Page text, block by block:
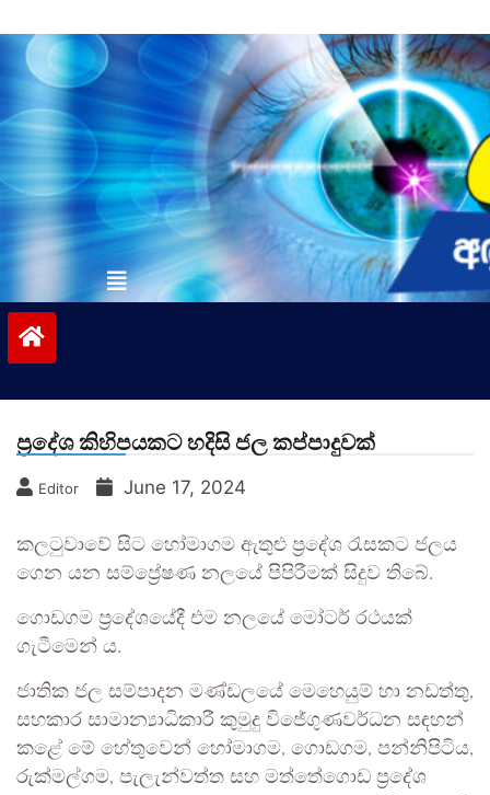
to
contentvinivida.lk
ප්‍රදේශ කිහිපයකට හදිසි ජල කප්පාදුවක්
Editor June 17, 2024
කලටුවාවේ සිට හෝමාගම ඇතුළු ප්‍රදේශ රැසකට ජලය
ගෙන යන සම්ප්‍රේෂණ නලයේ පිපිරීමක් සිදුව තිබේ.
ගොඩගම ප්‍රදේශයේදී එම නලයේ මෝටර් රථයක්
ගැටීමෙන් ය.
ජාතික ජල සම්පාදන මණ්ඩලයේ මෙහෙයුම් හා නඩත්තු,
සහකාර සාමාන්‍යාධිකාරී කුමුදු විජේගුණවර්ධන සඳහන්
කළේ මේ හේතුවෙන් හෝමාගම, ගොඩගම, පන්නිපිටිය,
රුක්මල්ගම, පැලැන්වත්ත සහ මත්තේගොඩ ප්‍රදේශ